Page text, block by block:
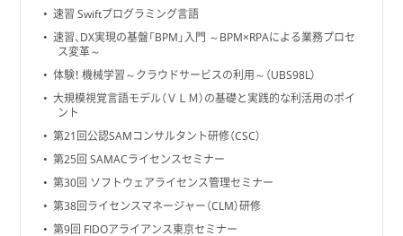
速習 Swiftプログラミング言語
速習、DX実現の基盤「BPM」入門 ～BPM×RPAによる業務プロセ
ス変革～
体験！ 機械学習～クラウドサービスの利用～（UBS98L）
大規模視覚言語モデル（ＶＬＭ）の基礎と実践的な利活用のポイ
ント
第21回公認SAMコンサルタント研修（CSC）
第25回 SAMACライセンスセミナー
第30回 ソフトウェアライセンス管理セミナー
第38回ライセンスマネージャー（CLM）研修
第9回 FIDOアライアンス東京セミナー